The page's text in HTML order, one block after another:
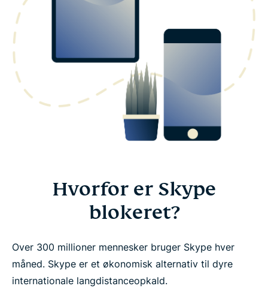
Hvorfor er Skype
blokeret?
Over 300 millioner mennesker bruger Skype hver
måned. Skype er et økonomisk alternativ til dyre
internationale langdistanceopkald.